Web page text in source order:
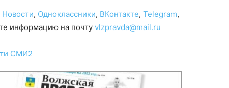
Новости, Одноклассники, ВКонтакте, Telegram,
информацию на почту vlzpravda@mail.ru
СМИ2